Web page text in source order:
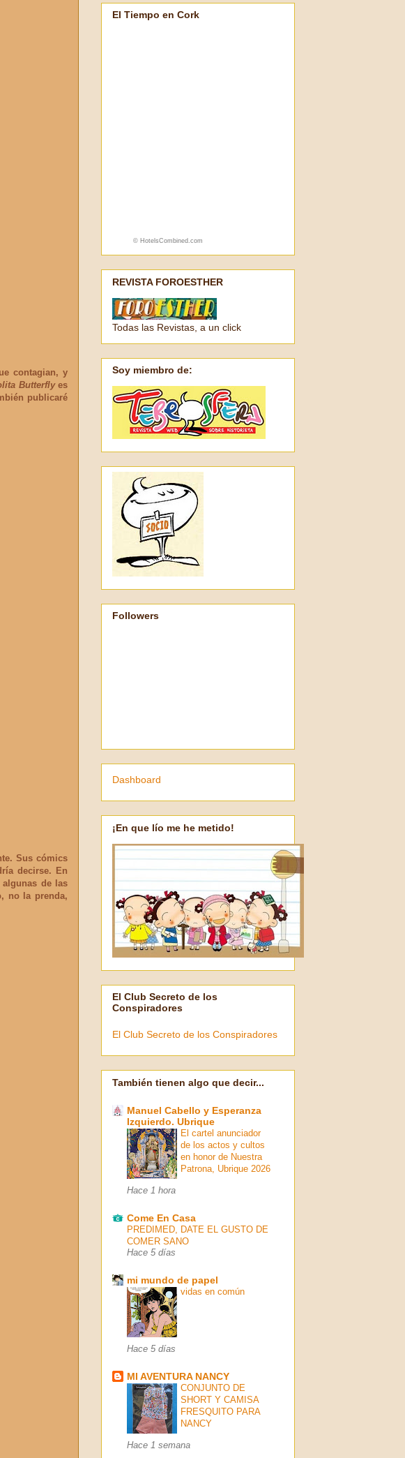
contagian, y
Butterflyes
publicaré
Sus cómics
decirse. En
de las
no la prenda,
El Tiempo en Cork
© HotelsCombined.com
REVISTA FOROESTHER
Todas las Revistas, a un click
Soy miembro de:
Followers
Dashboard
¡En que lío me he metido!
El Club Secreto de los
Conspiradores
El Club Secreto de los Conspiradores
También tienen algo que decir...
Manuel Cabello y Esperanza
Izquierdo. Ubrique
El cartel anunciador
de los actos y cultos
en honor de Nuestra
Patrona, Ubrique 2026
Hace 1 hora
Come En Casa
PREDIMED, DATE EL GUSTO DE
COMER SANO
Hace 5 días
mi mundo de papel
vidas en común
Hace 5 días
MI AVENTURA NANCY
CONJUNTO DE
SHORT Y CAMISA
FRESQUITO PARA
NANCY
Hace 1 semana